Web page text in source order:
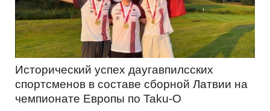
Исторический успех даугавпилсских
спортсменов в составе сборной Латвии на
чемпионате Европы по Taku-O